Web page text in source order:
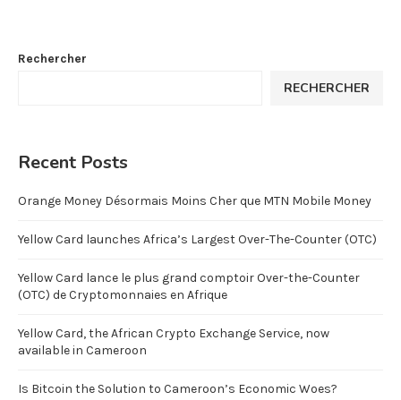
Rechercher
RECHERCHER
Recent Posts
Orange Money Désormais Moins Cher que MTN Mobile Money
Yellow Card launches Africa’s Largest Over-The-Counter (OTC)
Yellow Card lance le plus grand comptoir Over-the-Counter
(OTC) de Cryptomonnaies en Afrique
Yellow Card, the African Crypto Exchange Service, now
available in Cameroon
Is Bitcoin the Solution to Cameroon’s Economic Woes?